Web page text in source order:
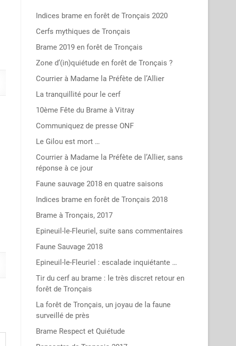
Indices brame en forêt de Tronçais 2020
Cerfs mythiques de Tronçais
Brame 2019 en forêt de Tronçais
Zone d’(in)quiétude en forêt de Tronçais ?
Courrier à Madame la Préfète de l’Allier
La tranquillité pour le cerf
10ème Fête du Brame à Vitray
Communiquez de presse ONF
Le Gilou est mort …
Courrier à Madame la Préfète de l’Allier, sans
réponse à ce jour
Faune sauvage 2018 en quatre saisons
Indices brame en forêt de Tronçais 2018
Brame à Tronçais, 2017
Epineuil-le-Fleuriel, suite sans commentaires
Faune Sauvage 2018
Epineuil-le-Fleuriel : escalade inquiétante …
Tir du cerf au brame : le très discret retour en
forêt de Tronçais
La forêt de Tronçais, un joyau de la faune
surveillé de près
Brame Respect et Quiétude